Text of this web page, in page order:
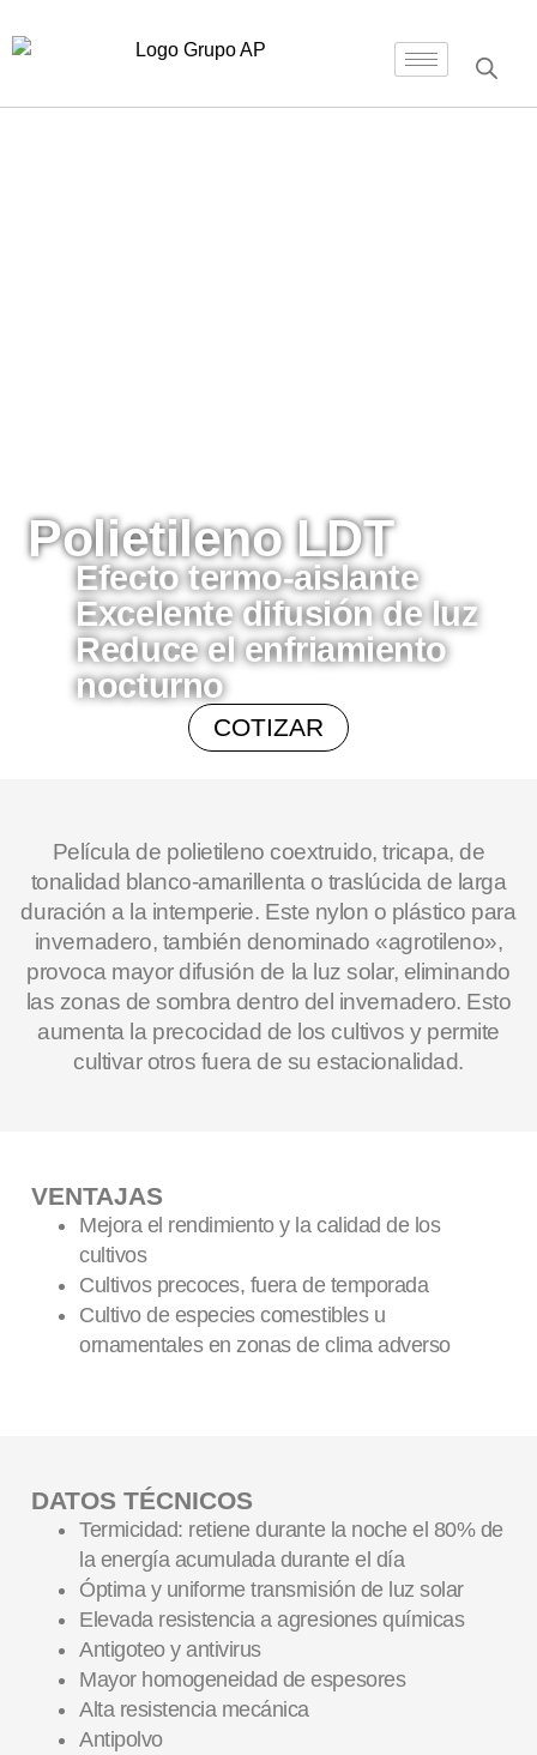
Polietileno LDT
Efecto termo-aislante
Excelente difusión de luz
Reduce el enfriamiento
nocturno
COTIZAR
Película de polietileno coextruido, tricapa, de
tonalidad blanco-amarillenta o traslúcida de larga
duración a la intemperie. Este nylon o plástico para
invernadero, también denominado «agrotileno»,
provoca mayor difusión de la luz solar, eliminando
las zonas de sombra dentro del invernadero. Esto
aumenta la precocidad de los cultivos y permite
cultivar otros fuera de su estacionalidad.
VENTAJAS
Mejora el rendimiento y la calidad de los
cultivos
Cultivos precoces, fuera de temporada
Cultivo de especies comestibles u
ornamentales en zonas de clima adverso
DATOS TÉCNICOS
Termicidad: retiene durante la noche el 80% de
la energía acumulada durante el día
Óptima y uniforme transmisión de luz solar
Elevada resistencia a agresiones químicas
Antigoteo y antivirus
Mayor homogeneidad de espesores
Alta resistencia mecánica
Antipolvo